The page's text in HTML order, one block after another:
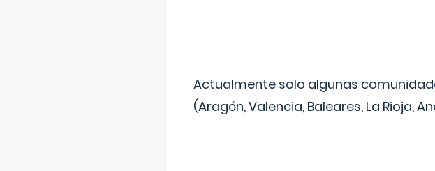
Actualmente solo algunas
(Aragón, Valencia, Baleares, La Rioja,